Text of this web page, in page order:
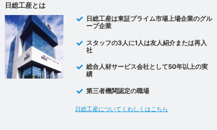
日総工産とは
日総工産は東証プライム市場上場企業のグル
ープ企業
スタッフの3人に1人は友人紹介または再入
社
総合人材サービス会社として50年以上の実
績
第三者機関認定の職場
日総工産についてくわしくはこちら